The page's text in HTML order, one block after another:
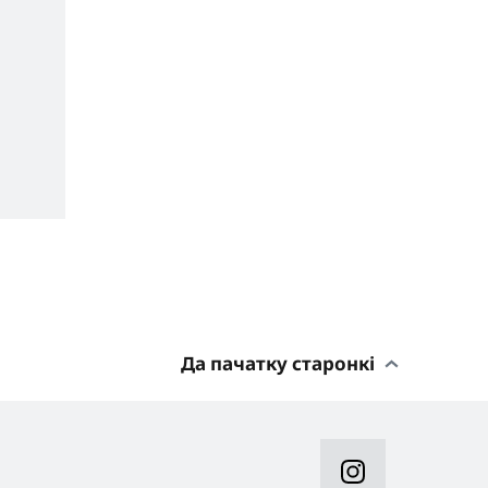
Да пачатку старонкі